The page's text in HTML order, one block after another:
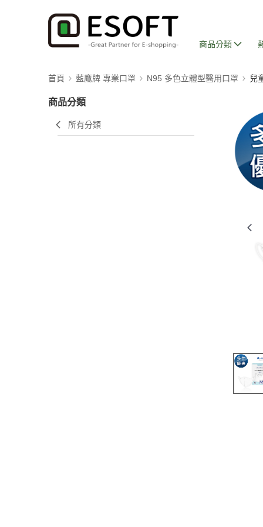
商品分類
首頁 藍鷹牌 專業口罩 N95 多色立體型醫用口罩 兒
商品分類
所有分類